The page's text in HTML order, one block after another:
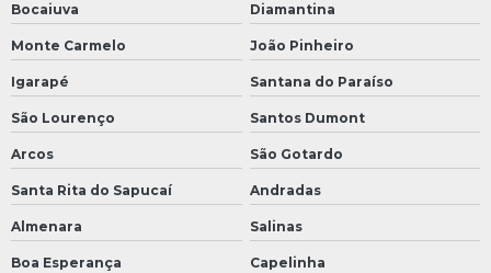
Bocaiuva Diamantina
Monte Carmelo João Pinheiro
Igarapé Santana do Paraíso
São Lourenço Santos Dumont
Arcos São Gotardo
Santa Rita do Sapucaí Andradas
Almenara Salinas
Boa Esperança Capelinha